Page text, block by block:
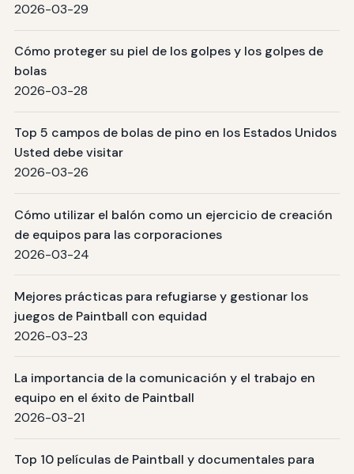
2026-03-29
Cómo proteger su piel de los golpes y los golpes de
bolas
2026-03-28
Top 5 campos de bolas de pino en los Estados Unidos
Usted debe visitar
2026-03-26
Cómo utilizar el balón como un ejercicio de creación
de equipos para las corporaciones
2026-03-24
Mejores prácticas para refugiarse y gestionar los
juegos de Paintball con equidad
2026-03-23
La importancia de la comunicación y el trabajo en
equipo en el éxito de Paintball
2026-03-21
Top 10 películas de Paintball y documentales para